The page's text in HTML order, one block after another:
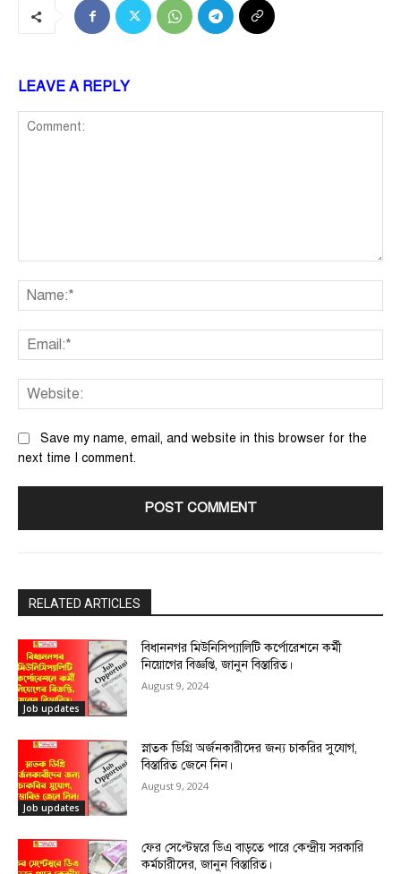
LEAVE A REPLY
Save my name, email, and website in this browser for the
next time I comment.
RELATED ARTICLES
Job updates
বিধাননগর মিউনিসিপ্যালিটি কর্পোরেশনে কর্মী
নিয়োগের বিজ্ঞপ্তি, জানুন বিস্তারিত।
August 9, 2024
Job updates
স্নাতক ডিগ্রি অর্জনকারীদের জন্য চাকরির সুযোগ,
বিস্তারিত জেনে নিন।
August 9, 2024
ফের সেপ্টেম্বরে ডিএ বাড়তে পারে কেন্দ্রীয় সরকারি
কর্মচারীদের, জানুন বিস্তারিত।